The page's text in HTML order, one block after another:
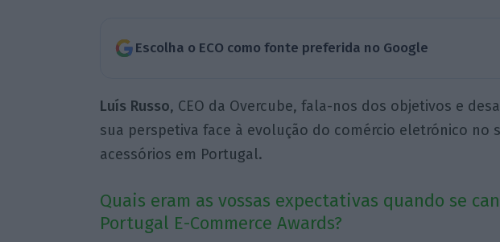
Escolha o ECO como fonte preferida no Google
Luís Russo, CEO da Overcube, fala-nos dos objetivos e
sua perspetiva face à evolução do comércio eletrónico no
acessórios em Portugal.
Quais eram as vossas expectativas quando se
Portugal E-Commerce Awards?